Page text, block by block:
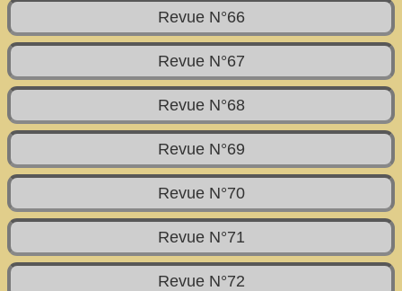
Revue N°66
Revue N°67
Revue N°68
Revue N°69
Revue N°70
Revue N°71
Revue N°72